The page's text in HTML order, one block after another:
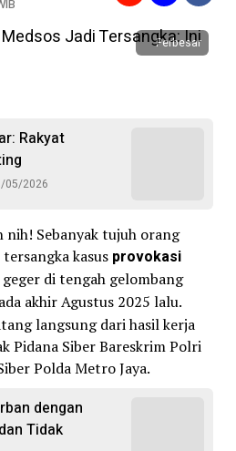
Perbesar
Rakyat
05/2026
nih! Sebanyak tujuh orang
kasus provokasi
di tengah gelombang
akhir Agustus 2025 lalu.
langsung dari hasil kerja
Pidana Siber Bareskrim Polri
Polda Metro Jaya.
dengan
Tidak